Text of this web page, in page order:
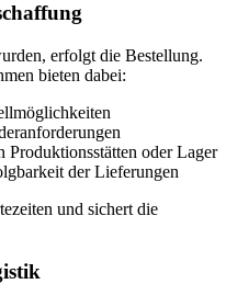
erfolgt die Bestellung.
bieten dabei:
oder Lager
der Lieferungen
und sichert die